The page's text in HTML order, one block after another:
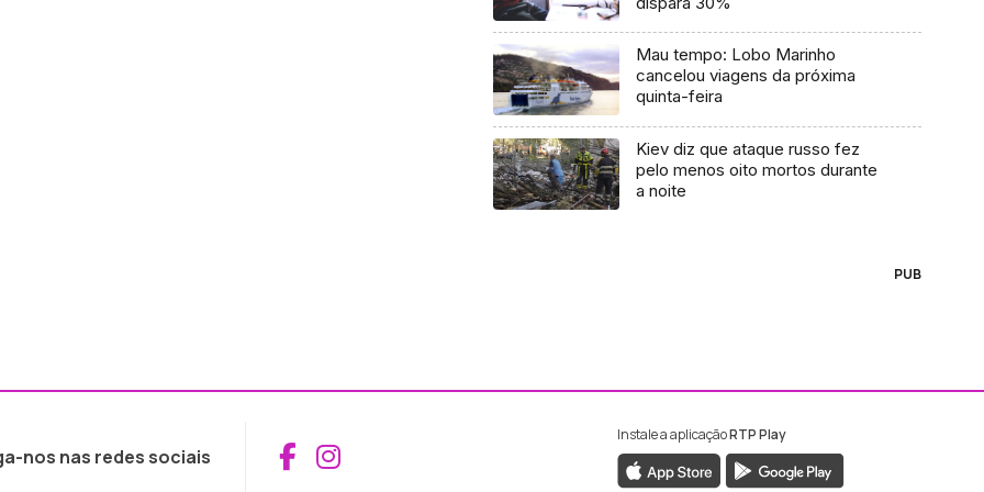
Mau tempo: Lobo Marinho
cancelou viagens da próxima
quinta-feira
Kiev diz que ataque russo fez
pelo menos oito mortos durante
a noite
PUB
nos nas redes sociais Aceder ao Facebook da RTP Madeira
Aceder ao Instagram da RTP Madeira
Instale a aplicaçãoRTP Play